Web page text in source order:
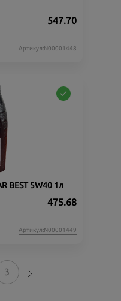
547.70
Артикул:N00001448
BEST 5W40 1л
475.68
Артикул:N00001449
3